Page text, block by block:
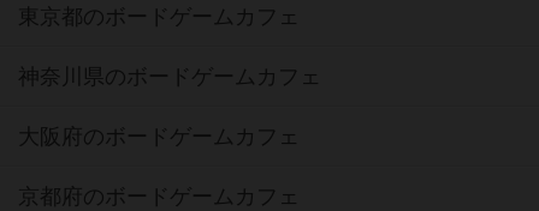
東京都のボードゲームカフェ
神奈川県のボードゲームカフェ
大阪府のボードゲームカフェ
京都府のボードゲームカフェ